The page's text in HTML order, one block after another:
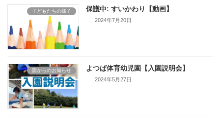
子どもたちの様子 保護中: すいかわり【動画】
2024年7月20日
園からのお知らせ よつば体育幼児園【入園説明会】
2024年5月27日